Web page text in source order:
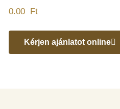
0.00 Ft
Kérjen ajánlatot online